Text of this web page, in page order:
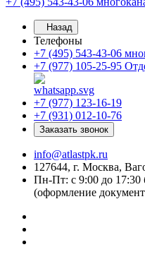
Назад
Телефоны
+7 (495) 543-43-06
+7 (977) 105-25-95
+7 (977) 123-16-19
+7 (931) 012-10-76
Заказать звонок
info@atlastpk.ru
127644, г. Москва,
Пн-Пт: с 9:00 до 17:30
(оформление